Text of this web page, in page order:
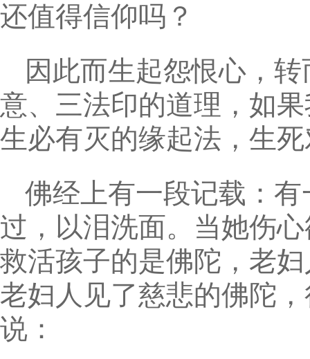
还值得信仰吗？
因此而生起怨恨心，
意、三法印的道理，如
生必有灭的缘起法，生
佛经上有一段记载：
过，以泪洗面。当她伤
救活孩子的是佛陀，老
老妇人见了慈悲的佛陀
说：